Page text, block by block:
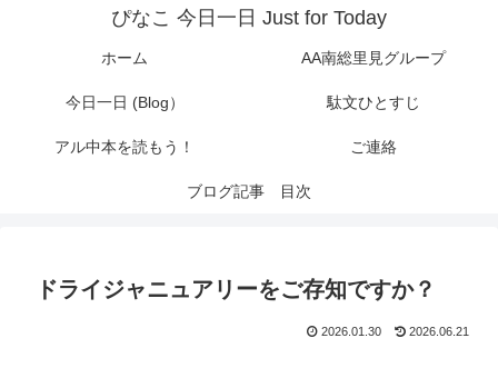
ぴなこ 今日一日 Just for Today
ホーム AA南総里見グループ
今日一日 (Blog） 駄文ひとすじ
アル中本を読もう！ ご連絡
ブログ記事 目次
ドライジャニュアリーをご存知ですか？
2026.01.30 2026.06.21